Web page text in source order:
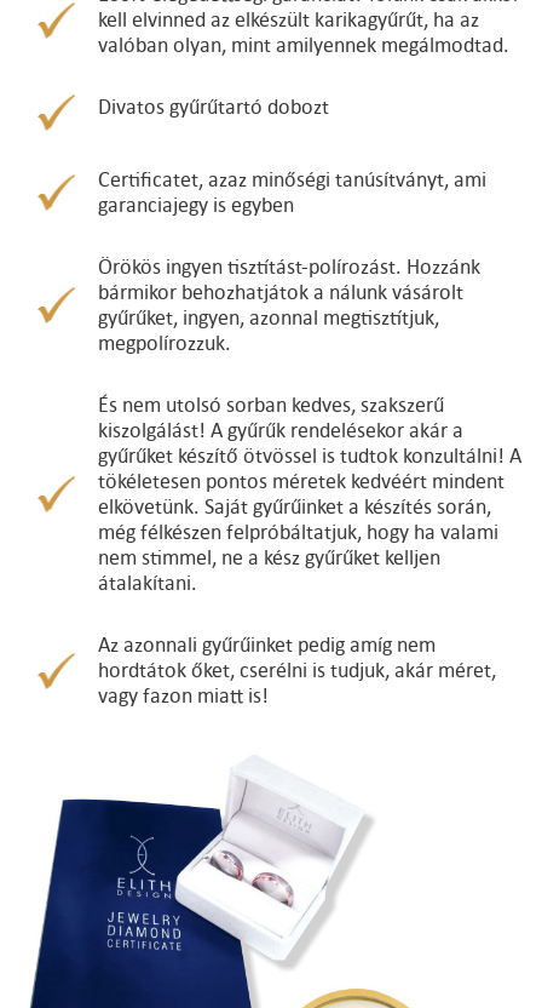
kell elvinned az elkészült karikagyűrűt, ha az
valóban olyan, mint amilyennek megálmodtad.
Divatos gyűrűtartó dobozt
Certificatet, azaz minőségi tanúsítványt, ami
garanciajegy is egyben
Örökös ingyen tisztítást-polírozást. Hozzánk
bármikor behozhatjátok a nálunk vásárolt
gyűrűket, ingyen, azonnal megtisztítjuk,
megpolírozzuk.
És nem utolsó sorban kedves, szakszerű
kiszolgálást! A gyűrűk rendelésekor akár a
gyűrűket készítő ötvössel is tudtok konzultálni! A
tökéletesen pontos méretek kedvéért mindent
elkövetünk. Saját gyűrűinket a készítés során,
még félkészen felpróbáltatjuk, hogy ha valami
nem stimmel, ne a kész gyűrűket kelljen
átalakítani.
Az azonnali gyűrűinket pedig amíg nem
hordtátok őket, cserélni is tudjuk, akár méret,
vagy fazon miatt is!